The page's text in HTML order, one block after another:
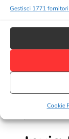
Gestisci 1771 fornitori
Cookie
?>